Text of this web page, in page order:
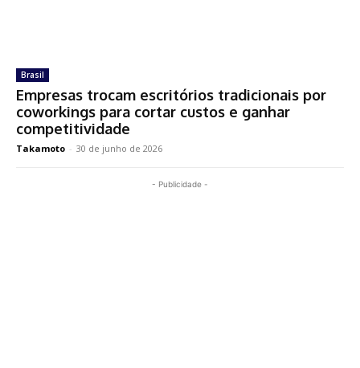
Brasil
Empresas trocam escritórios tradicionais por
coworkings para cortar custos e ganhar
competitividade
Takamoto - 30 de junho de 2026
- Publicidade -